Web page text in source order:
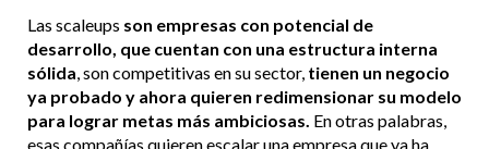
Las scaleups son empresas con potencial de
desarrollo, que cuentan con una estructura interna
sólida, son competitivas en su sector, tienen un negocio
ya probado y ahora quieren redimensionar su modelo
para lograr metas más ambiciosas. En otras palabras,
esas compañías quieren escalar una empresa que ya ha